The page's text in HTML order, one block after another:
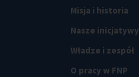
Misja i historia
Nasze inicjatywy
Władze i zespół
O pracy w FNP